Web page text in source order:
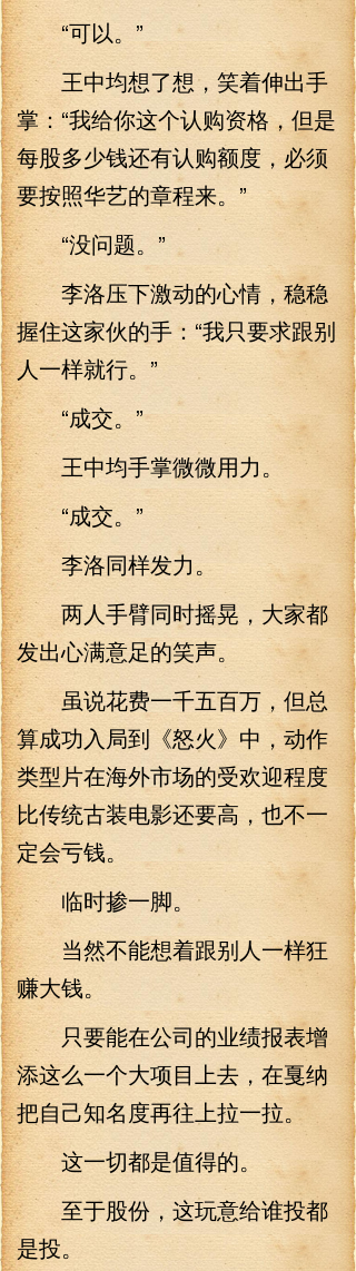
“可以。”
王中均想了想，笑着伸出手
掌：“我给你这个认购资格，但是
每股多少钱还有认购额度，必须
要按照华艺的章程来。”
“没问题。”
李洛压下激动的心情，稳稳
握住这家伙的手：“我只要求跟别
人一样就行。”
“成交。”
王中均手掌微微用力。
“成交。”
李洛同样发力。
两人手臂同时摇晃，大家都
发出心满意足的笑声。
虽说花费一千五百万，但总
算成功入局到《怒火》中，动作
类型片在海外市场的受欢迎程度
比传统古装电影还要高，也不一
定会亏钱。
临时掺一脚。
当然不能想着跟别人一样狂
赚大钱。
只要能在公司的业绩报表增
添这么一个大项目上去，在戛纳
把自己知名度再往上拉一拉。
这一切都是值得的。
至于股份，这玩意给谁投都
是投。